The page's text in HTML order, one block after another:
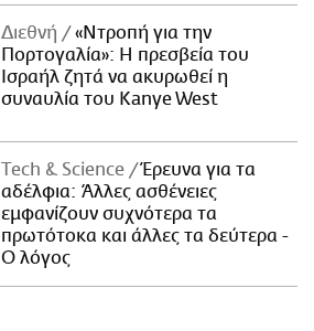
Διεθνή
«Ντροπή για την
Πορτογαλία»: Η πρεσβεία του
Ισραήλ ζητά να ακυρωθεί η
συναυλία του Kanye West
Τech & Science
Έρευνα για τα
αδέλφια: Άλλες ασθένειες
εμφανίζουν συχνότερα τα
πρωτότοκα και άλλες τα δεύτερα -
Ο λόγος